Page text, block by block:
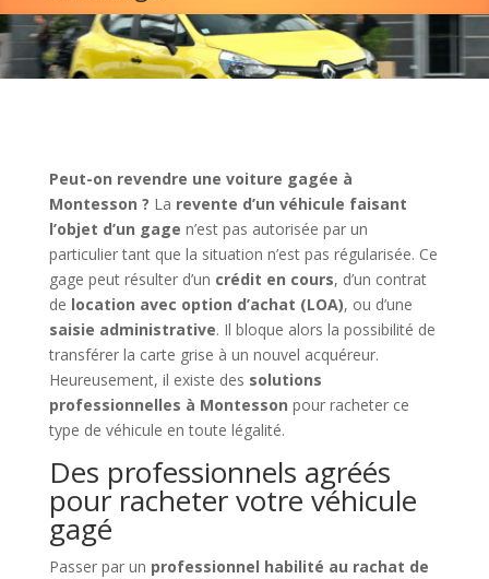
Peut-on revendre une voiture gagée à
Montesson ? La revente d’un véhicule faisant
l’objet d’un gage n’est pas autorisée par un
particulier tant que la situation n’est pas régularisée. Ce
gage peut résulter d’un crédit en cours, d’un contrat
de location avec option d’achat (LOA), ou d’une
saisie administrative. Il bloque alors la possibilité de
transférer la carte grise à un nouvel acquéreur.
Heureusement, il existe des solutions
professionnelles à Montesson pour racheter ce
type de véhicule en toute légalité.
Des professionnels agréés
pour racheter votre véhicule
gagé
Passer par un professionnel habilité au rachat de